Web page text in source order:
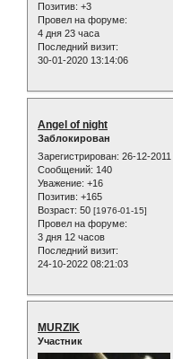
Позитив: +3
Провел на форуме:
4 дня 23 часа
Последний визит:
30-01-2020 13:14:06
Angel of night
Заблокирован
Зарегистрирован: 26-12-2011
Сообщений: 140
Уважение: +16
Позитив: +165
Возраст: 50 [1976-01-15]
Провел на форуме:
3 дня 12 часов
Последний визит:
24-10-2022 08:21:03
MURZIK
Участник